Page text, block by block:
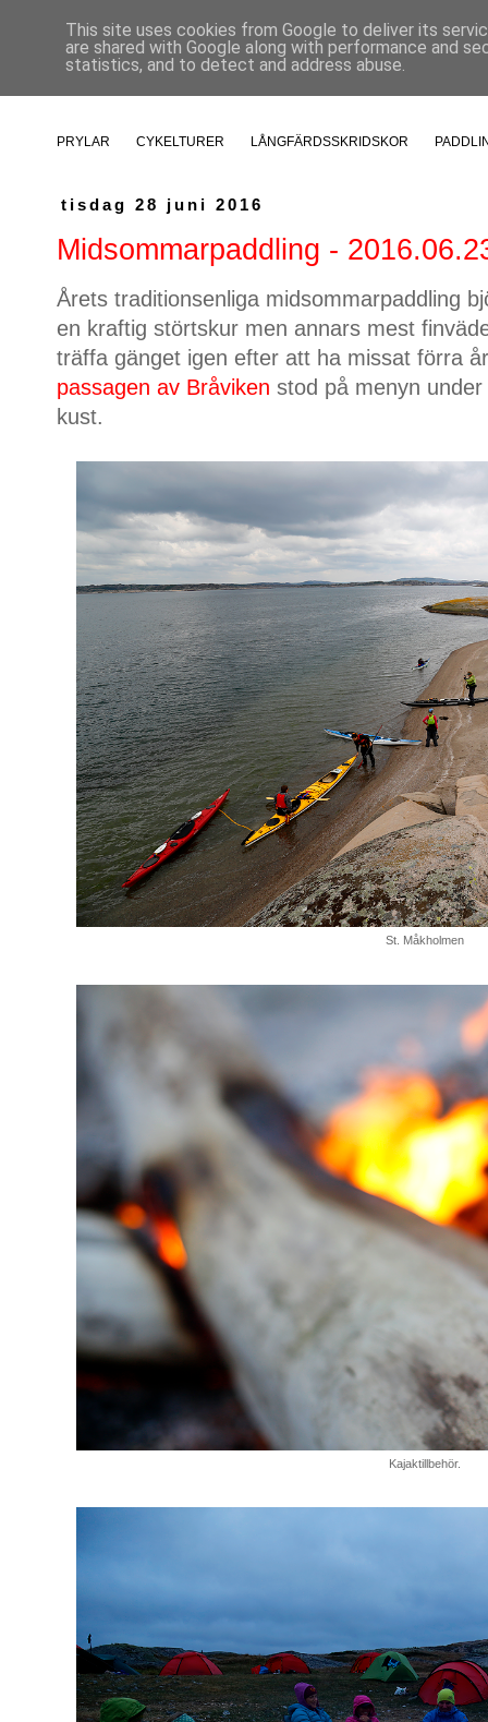
PRYLAR CYKELTURER LÅNGFÄRDSSKRIDSKOR
tisdag 28 juni 2016
Midsommarpaddling -
Årets traditionsenliga midsommarpaddling
en kraftig störtskur men annars mest
träffa gänget igen efter att ha missat förra
passagen av Bråviken stod på menyn
kust.
St. Måkholmen
Kajaktillbehör.
This site uses cookies from Google to deliver its
are shared with Google along with performance and
statistics, and to detect and address abuse.